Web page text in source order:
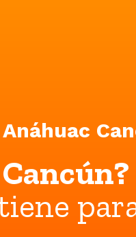
Anáhuac